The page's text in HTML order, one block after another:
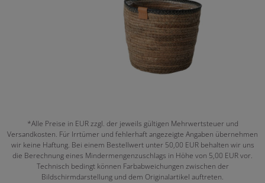
*Alle Preise in EUR zzgl. der jeweils gültigen Mehrwertsteuer und
Versandkosten. Für Irrtümer und fehlerhaft angezeigte Angaben übernehmen
wir keine Haftung. Bei einem Bestellwert unter 50,00 EUR behalten wir uns
die Berechnung eines Mindermengenzuschlags in Höhe von 5,00 EUR vor.
Technisch bedingt können Farbabweichungen zwischen der
Bildschirmdarstellung und dem Originalartikel auftreten.